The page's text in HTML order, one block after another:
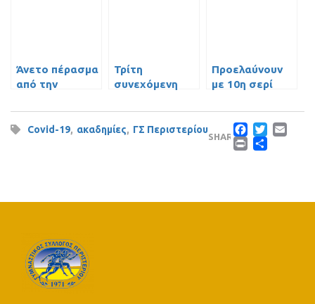
Άνετο πέρασμα
από την
τους Έφηβους
Τρίτη
συνεχόμενη
Εφήβους
Προελαύνουν
με 10η σερί
Covid-19, ακαδημίες, ΓΣ Περιστερίου
SHARE Print